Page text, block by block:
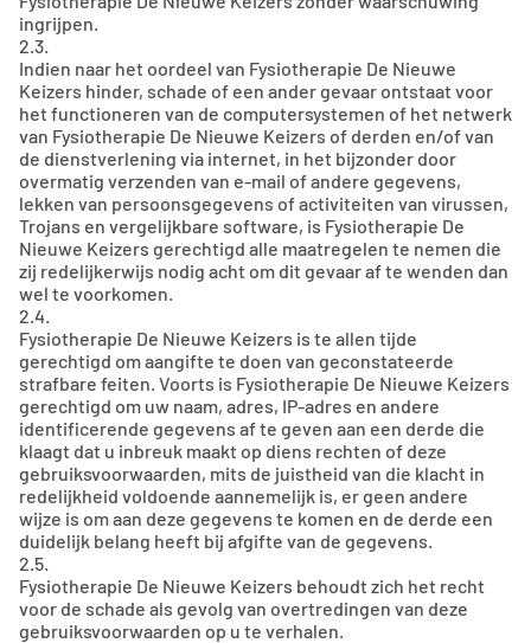
ingrijpen.
2.3.
Indien naar het oordeel van Fysiotherapie De Nieuwe
Keizers hinder, schade of een ander gevaar ontstaat voor
het functioneren van de computersystemen of het netwerk
van Fysiotherapie De Nieuwe Keizers of derden en/of van
de dienstverlening via internet, in het bijzonder door
overmatig verzenden van e-mail of andere gegevens,
lekken van persoonsgegevens of activiteiten van virussen,
Trojans en vergelijkbare software, is Fysiotherapie De
Nieuwe Keizers gerechtigd alle maatregelen te nemen die
zij redelijkerwijs nodig acht om dit gevaar af te wenden dan
wel te voorkomen.
2.4.
Fysiotherapie De Nieuwe Keizers is te allen tijde
gerechtigd om aangifte te doen van geconstateerde
strafbare feiten. Voorts is Fysiotherapie De Nieuwe Keizers
gerechtigd om uw naam, adres, IP-adres en andere
identificerende gegevens af te geven aan een derde die
klaagt dat u inbreuk maakt op diens rechten of deze
gebruiksvoorwaarden, mits de juistheid van die klacht in
redelijkheid voldoende aannemelijk is, er geen andere
wijze is om aan deze gegevens te komen en de derde een
duidelijk belang heeft bij afgifte van de gegevens.
2.5.
Fysiotherapie De Nieuwe Keizers behoudt zich het recht
voor de schade als gevolg van overtredingen van deze
gebruiksvoorwaarden op u te verhalen.